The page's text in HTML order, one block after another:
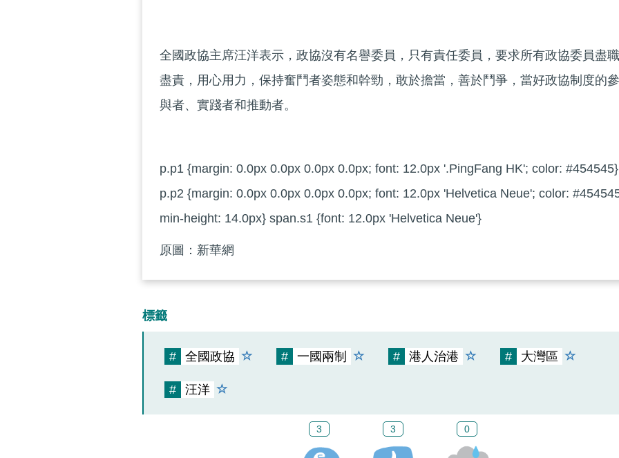
全國政協主席汪洋表示，政協沒有名譽委員，只有責任委員，要求所有政協委員盡職
盡責，用心用力，保持奮鬥者姿態和幹勁，敢於擔當，善於鬥爭，當好政協制度的參
與者、實踐者和推動者。
p.p1 {margin: 0.0px 0.0px 0.0px 0.0px; font: 12.0px '.PingFang HK'; color: #454545}
p.p2 {margin: 0.0px 0.0px 0.0px 0.0px; font: 12.0px 'Helvetica Neue'; color:
min-height: 14.0px} span.s1 {font: 12.0px 'Helvetica Neue'}
原圖：新華網
標籤
# 全國政協 # 一國兩制 # 港人治港 # 大灣區
# 汪洋
3 3 0